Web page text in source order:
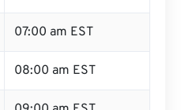
07:00 am EST
08:00 am EST